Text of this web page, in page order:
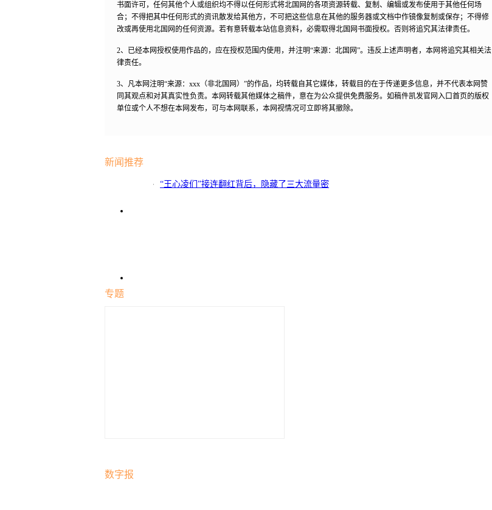
书面许可，任何其他个人或组织均不得以任何形式将北国网的各项资源转载、复制、编辑或发布使用于其他任何场
合；不得把其中任何形式的资讯散发给其他方，不可把这些信息在其他的服务器或文档中作镜像复制或保存；不得修
改或再使用北国网的任何资源。若有意转载本站信息资料，必需取得北国网书面授权。否则将追究其法律责任。
2、已经本网授权使用作品的，应在授权范围内使用，并注明“来源：北国网”。违反上述声明者，本网将追究其相关法
律责任。
3、凡本网注明“来源：xxx（非北国网）”的作品，均转载自其它媒体，转载目的在于传递更多信息，并不代表本网赞
同其观点和对其真实性负责。本网转载其他媒体之稿件，意在为公众提供免费服务。如稿件凯发官网入口首页的版权
单位或个人不想在本网发布，可与本网联系，本网视情况可立即将其撤除。
新闻推荐
“王心凌们”接连翻红背后，隐藏了三大流量密
专题
数字报